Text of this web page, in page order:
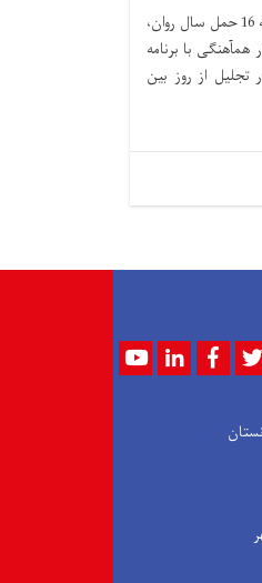
کابل – افغانستان، قراراست فردا پنج‌شنبه 16 حمل سال روان،
با برنامه
تجلیل از روز بین
YoutubeLinkedIn